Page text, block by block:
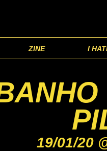
ZINE I
19/01/20